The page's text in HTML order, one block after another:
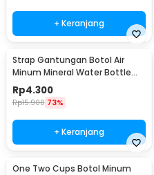
+ Keranjang
Strap Gantungan Botol Air
Minum Mineral Water Bottle
Belt Hanger - 3330
Rp4.300
Rp15.900 73%
+ Keranjang
One Two Cups Botol Minum